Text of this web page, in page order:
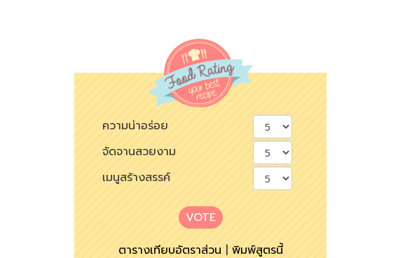
ความน่าอร่อย
จัดจานสวยงาม
เมนูสร้างสรรค์
VOTE
ตารางเทียบอัตราส่วน|พิมพ์สูตรนี้